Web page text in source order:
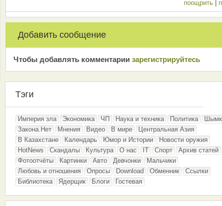
поощрить
Добавить сообщение
Чтобы добавлять комментарии зарeгиcтрирyйтeсь
Тэги
Империя зла Экономика ЧП Наука и техника Политика
Закона.Нет
Мнения Видео В мире
Центральная Азия
В Казахстане
Календарь Юмор и Истории
Новости оружия
HotNews
Скандалы Культура О нас IT Спорт
Архив статей
Фотоотчёты
Картинки Авто Девчонки
Мальчики
Любовь и отношения
Опросы Download Обменник
Ссылки
Библиотека
Ядерщик Блоги Гостевая